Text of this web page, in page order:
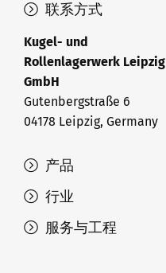
产品
行业
服务与工程
联系方式
Kugel- und
Rollenlagerwerk Leipzig
GmbH
Gutenbergstraße 6
04178 Leipzig, Germany